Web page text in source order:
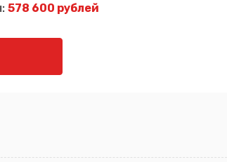
578 600 рублей